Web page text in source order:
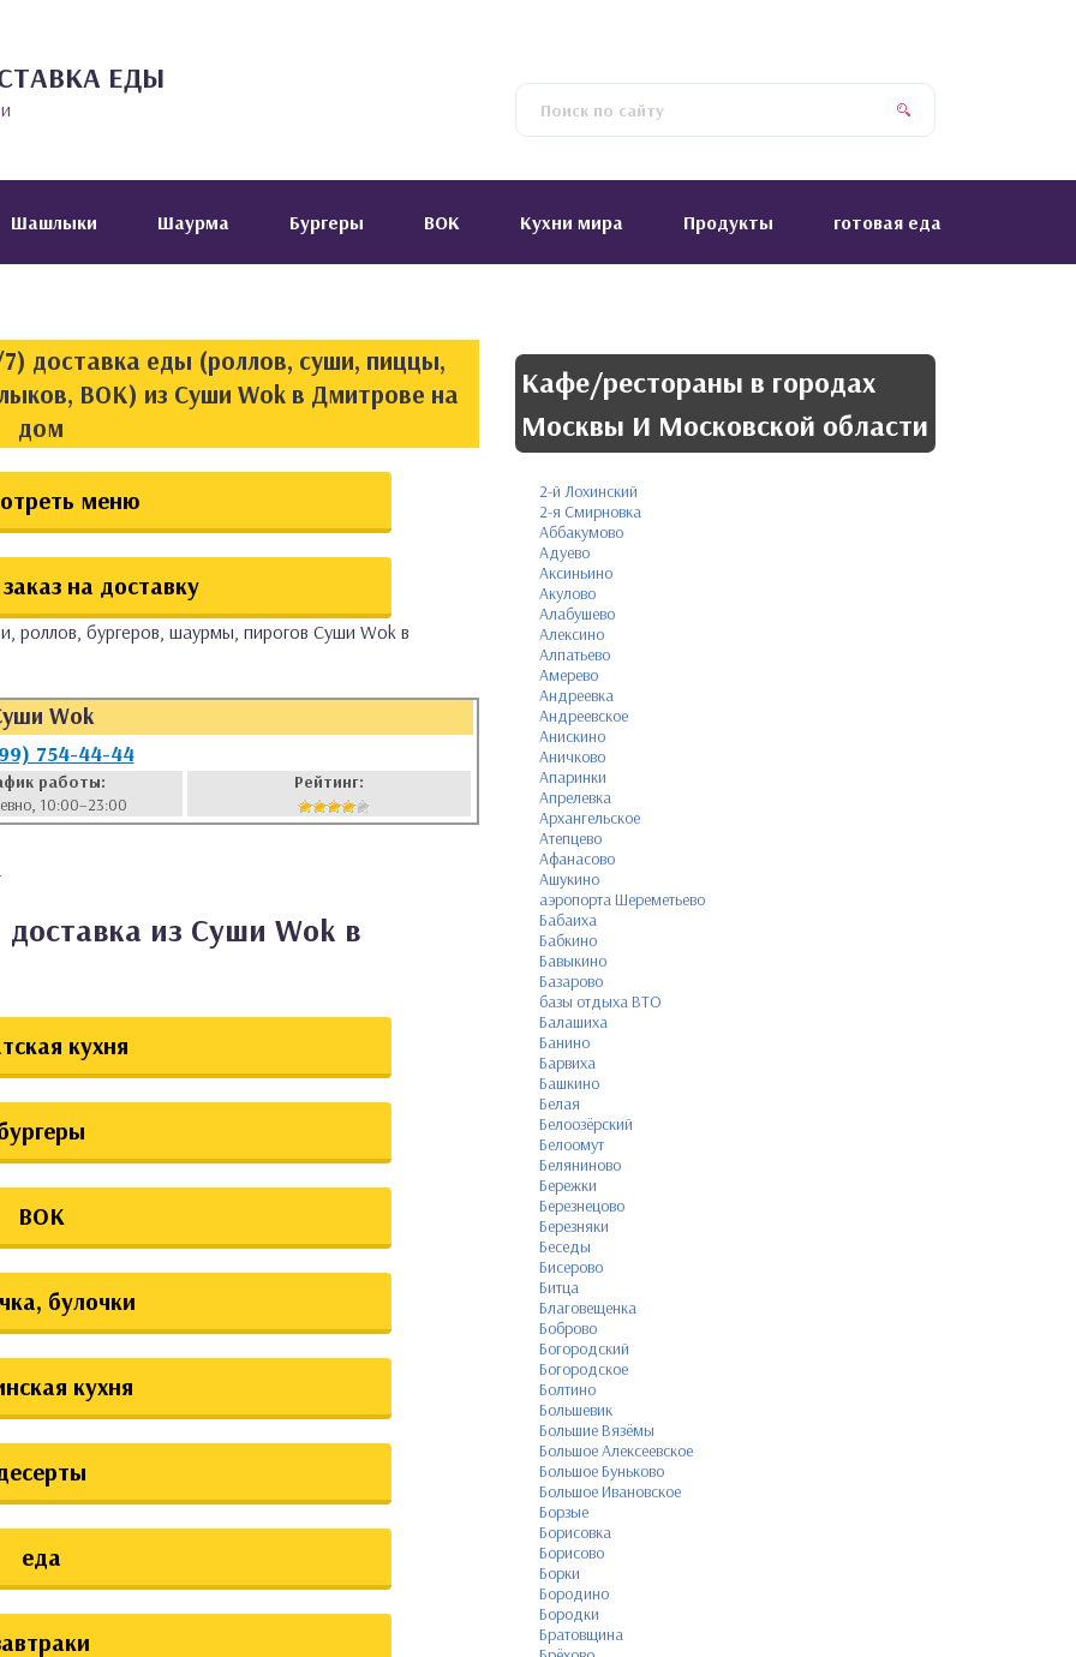
ЕДЫ
Шашлыки Шаурма Бургеры ВОК Кухни мира Продукты готовая еда
доставка еды (роллов, суши, пиццы,
ВОК) из Суши Wok в Дмитрове на
дом
меню
на доставку
роллов, бургеров, шаурмы, пирогов Суши Wok в
Wok
754-44-44
работы:
10:00–23:00
Рейтинг:
доставка из Суши Wok в
кухня
ВОК
булочки
кухня
еда
Кафе/рестораны в городах
Москвы И Московской области
2-й Лохинский
2-я Смирновка
Аббакумово
Адуево
Аксиньино
Акулово
Алабушево
Алексино
Алпатьево
Амерево
Андреевка
Андреевское
Анискино
Аничково
Апаринки
Апрелевка
Архангельское
Атепцево
Афанасово
Ашукино
аэропорта Шереметьево
Бабаиха
Бабкино
Бавыкино
Базарово
базы отдыха ВТО
Балашиха
Банино
Барвиха
Башкино
Белая
Белоозёрский
Белоомут
Беляниново
Бережки
Березнецово
Березняки
Беседы
Бисерово
Битца
Благовещенка
Боброво
Богородский
Богородское
Болтино
Большевик
Большие Вязёмы
Большое Алексеевское
Большое Буньково
Большое Ивановское
Борзые
Борисовка
Борисово
Борки
Бородино
Бородки
Братовщина